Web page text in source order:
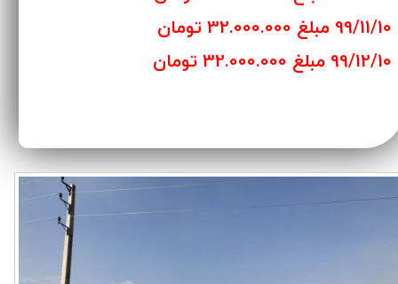
99/11/10 مبلغ 32.000.000 تومان
99/12/10 مبلغ 32.000.000 تومان